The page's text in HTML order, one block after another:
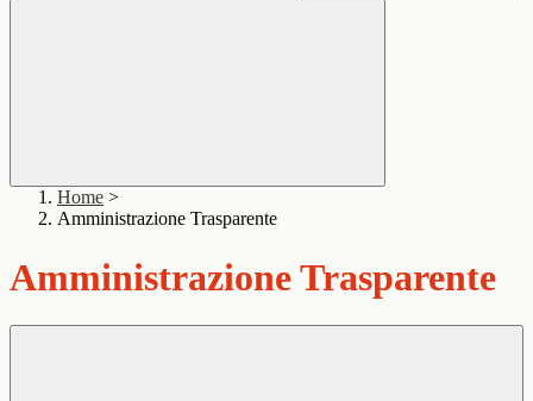
Home >
Amministrazione Trasparente
Amministrazione Trasparente